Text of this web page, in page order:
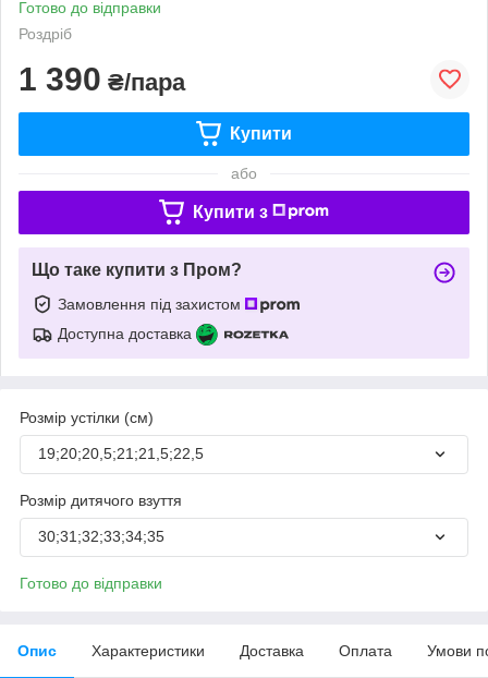
Готово до відправки
Роздріб
1 390 ₴/пара
Купити
або
Купити з
Що таке купити з Пром?
Замовлення під захистом
Доступна доставка
Розмір устілки (см)
19;20;20,5;21;21,5;22,5
Розмір дитячого взуття
30;31;32;33;34;35
Готово до відправки
Опис Характеристики Доставка Оплата Умови